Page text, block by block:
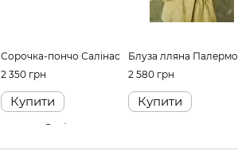
Сорочка-пончо Салінас
2 350 грн
Купити
Блуза лляна Палермо
2 580 грн
Купити